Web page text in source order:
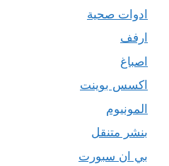
ادوات صحية
ارفف
اصباغ
اكسس بوينت
المونيوم
بنشر متنقل
بي ان سبورت